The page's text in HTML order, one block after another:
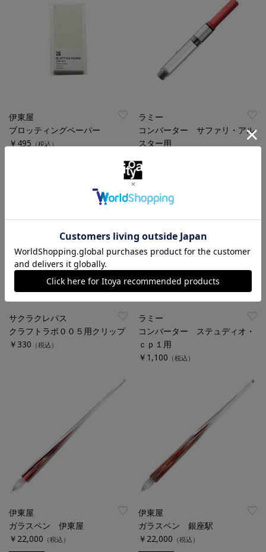
伊東屋
ブロッティングペーパー
￥495 （税込）
ラミー
コンバーター サファリ・アル
スター用
サクラクレパス
クラフトラボ００５用クリップ
￥330 （税込）
ラミー
コンバーター ステュディオ・
ｃｐ１用
￥1,100 （税込）
伊東屋
ガラスペン 伊東屋
￥22,000 （税込）
伊東屋
ガラスペン 銀座駅
￥22,000 （税込）